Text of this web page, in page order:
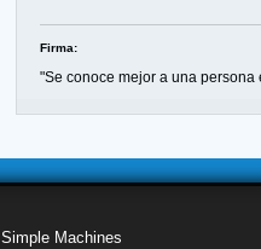
Firma:
"Se conoce mejor a una
Simple Machines